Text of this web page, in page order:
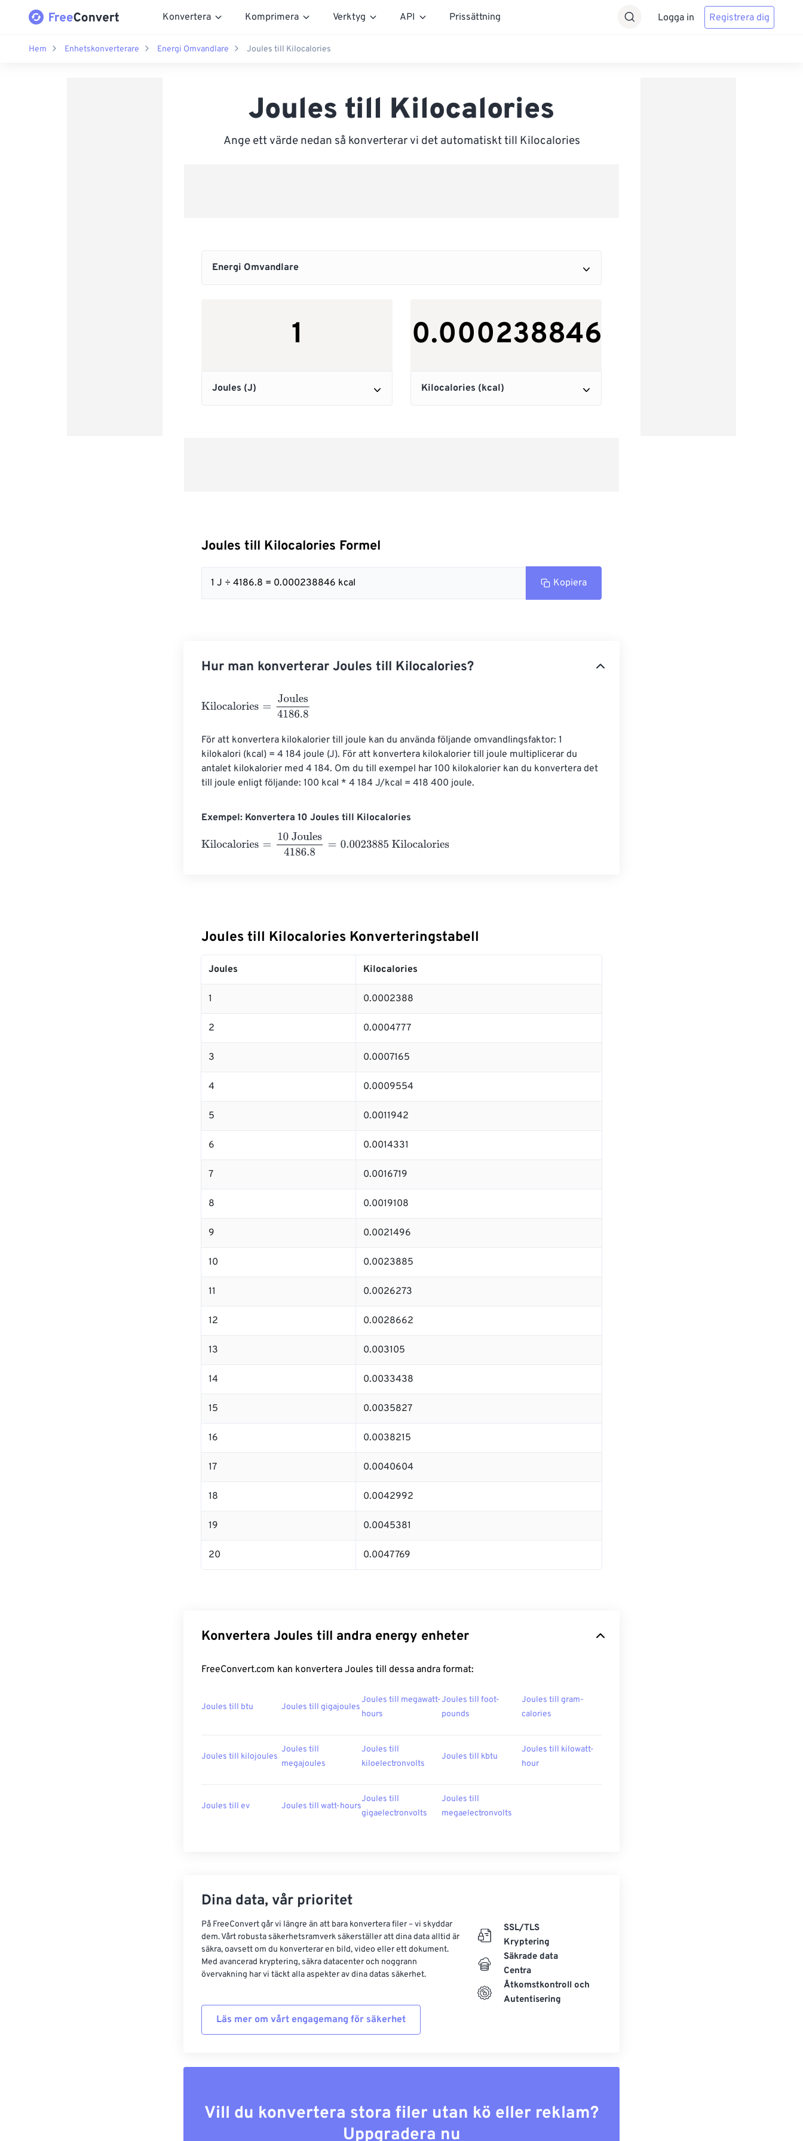
Konvertera Komprimera Verktyg API Prissättning Logga in Registrera dig
Hem Enhetskonverterare Energi Omvandlare Joules till Kilocalories
Joules till Kilocalories
Ange ett värde nedan så konverterar vi det automatiskt till Kilocalories
Joules till Kilocalories Formel
1 J ÷ 4186.8 = 0.000238846 kcal Kopiera
Hur man konverterar Joules till Kilocalories?
Kilocalories Joules4186.8
För att konvertera kilokalorier till joule kan du använda följande omvandlingsfaktor: 1
kilokalori (kcal) = 4 184 joule (J). För att konvertera kilokalorier till joule multiplicerar du
antalet kilokalorier med 4 184. Om du till exempel har 100 kilokalorier kan du konvertera det
till joule enligt följande: 100 kcal * 4 184 J/kcal = 418 400 joule.
Exempel: Konvertera 10 Joules till Kilocalories
Kilocalories
10 Joules4186.8 0.0023885 Kilocalories
Joules till Kilocalories Konverteringstabell
Joules Kilocalories
1 0.0002388
2 0.0004777
3 0.0007165
4 0.0009554
5 0.0011942
6 0.0014331
7 0.0016719
8 0.0019108
9 0.0021496
10 0.0023885
11 0.0026273
12 0.0028662
13 0.003105
14 0.0033438
15 0.0035827
16 0.0038215
17 0.0040604
18 0.0042992
19 0.0045381
20 0.0047769
Konvertera Joules till andra energy enheter
FreeConvert.com kan konvertera Joules till dessa andra format:
Joules till btu Joules till gigajoules
Joules till megawatt-
hours
Joules till foot-
pounds
Joules till gram-
calories
Joules till kilojoules
Joules till
megajoules
Joules till
kiloelectronvolts
Joules till kbtu
Joules till kilowatt-
hour
Joules till ev Joules till watt-hours
Joules till
gigaelectronvolts
Joules till
megaelectronvolts
Dina data, vår prioritet
På FreeConvert går vi längre än att bara konvertera filer – vi skyddar
dem. Vårt robusta säkerhetsramverk säkerställer att dina data alltid är
säkra, oavsett om du konverterar en bild, video eller ett dokument.
Med avancerad kryptering, säkra datacenter och noggrann
övervakning har vi täckt alla aspekter av dina datas säkerhet.
Läs mer om vårt engagemang för säkerhet
SSL/TLS
Kryptering
Säkrade data
Centra
Åtkomstkontroll och
Autentisering
Vill du konvertera stora filer utan kö eller reklam?
Uppgradera nu